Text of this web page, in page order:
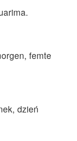
femte
dzień